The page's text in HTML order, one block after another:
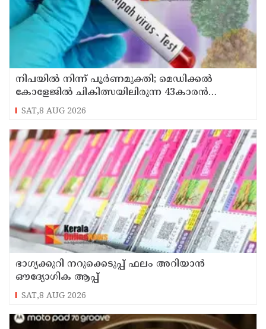
നിപയിൽ നിന്ന് പൂർണമുക്തി; മെഡിക്കൽ
കോളേജിൽ ചികിത്സയിലിരുന്ന 43കാരൻ
വീട്ടിലേക്ക് മടങ്ങി
SAT,8 AUG 2026
ഭാഗ്യക്കുറി നറുക്കെടുപ്പ് ഫലം അറിയാൻ
ഔദ്യോഗിക ആപ്പ്
SAT,8 AUG 2026